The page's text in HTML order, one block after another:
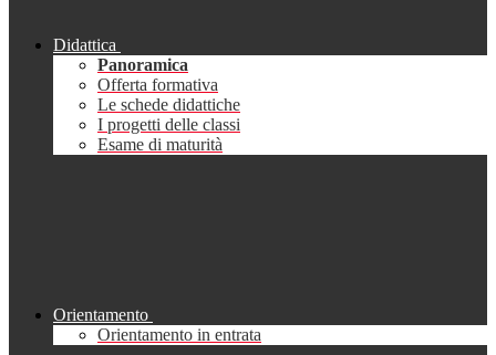
Didattica
Panoramica
Offerta formativa
Le schede didattiche
I progetti delle classi
Esame di maturità
Orientamento
Orientamento in entrata